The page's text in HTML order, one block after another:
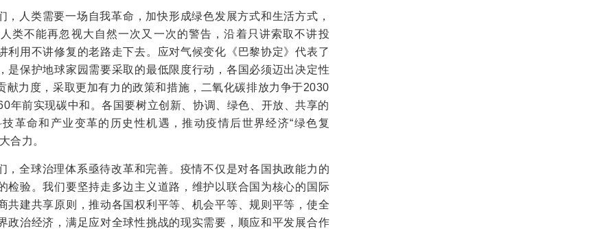
，人类需要一场自我革命，加快形成绿色发展方式和生活方式，
类不能再忽视大自然一次又一次的警告，沿着只讲索取不讲投
利用不讲修复的老路走下去。应对气候变化《巴黎协定》代表了
是保护地球家园需要采取的最低限度行动，各国必须迈出决定性
献力度，采取更加有力的政策和措施，二氧化碳排放力争于2030
年前实现碳中和。各国要树立创新、协调、绿色、开放、共享的
革命和产业变革的历史性机遇，推动疫情后世界经济“绿色复
合力。
，全球治理体系亟待改革和完善。疫情不仅是对各国执政能力的
检验。我们要坚持走多边主义道路，维护以联合国为核心的国际
共建共享原则，推动各国权利平等、机会平等、规则平等，使全
政治经济，满足应对全球性挑战的现实需要，顺应和平发展合作